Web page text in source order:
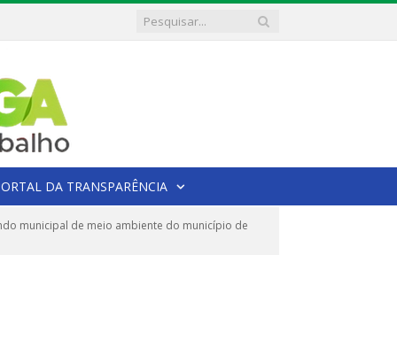
DA TRANSPARÊNCIA
municipal de meio ambiente do município de